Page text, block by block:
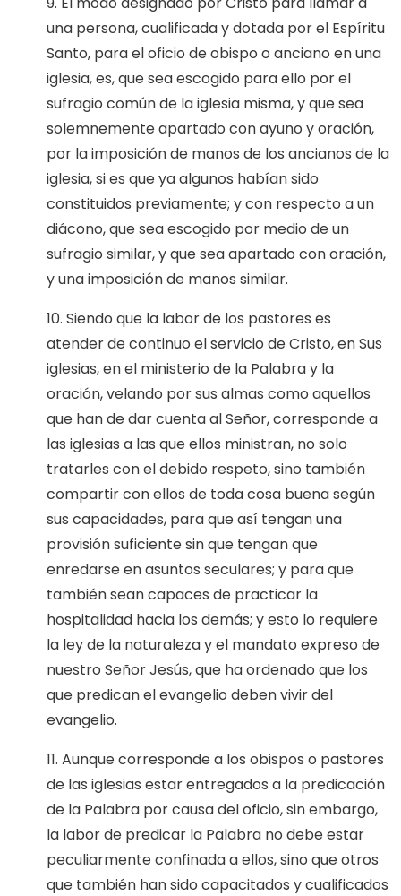
una persona, cualificada y dotada por el Espíritu
Santo, para el oficio de obispo o anciano en una
iglesia, es, que sea escogido para ello por el
sufragio común de la iglesia misma, y que sea
solemnemente apartado con ayuno y oración,
por la imposición de manos de los ancianos de la
iglesia, si es que ya algunos habían sido
constituidos previamente; y con respecto a un
diácono, que sea escogido por medio de un
sufragio similar, y que sea apartado con oración,
y una imposición de manos similar.
10. Siendo que la labor de los pastores es
atender de continuo el servicio de Cristo, en Sus
iglesias, en el ministerio de la Palabra y la
oración, velando por sus almas como aquellos
que han de dar cuenta al Señor, corresponde a
las iglesias a las que ellos ministran, no solo
tratarles con el debido respeto, sino también
compartir con ellos de toda cosa buena según
sus capacidades, para que así tengan una
provisión suficiente sin que tengan que
enredarse en asuntos seculares; y para que
también sean capaces de practicar la
hospitalidad hacia los demás; y esto lo requiere
la ley de la naturaleza y el mandato expreso de
nuestro Señor Jesús, que ha ordenado que los
que predican el evangelio deben vivir del
evangelio.
11. Aunque corresponde a los obispos o pastores
de las iglesias estar entregados a la predicación
de la Palabra por causa del oficio, sin embargo,
la labor de predicar la Palabra no debe estar
peculiarmente confinada a ellos, sino que otros
que también han sido capacitados y cualificados